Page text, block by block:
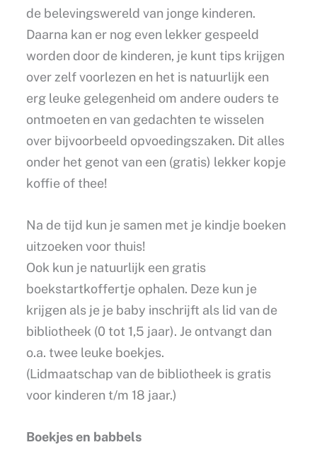
de belevingswereld van jonge kinderen.
Daarna kan er nog even lekker gespeeld
worden door de kinderen, je kunt tips krijgen
over zelf voorlezen en het is natuurlijk een
erg leuke gelegenheid om andere ouders te
ontmoeten en van gedachten te wisselen
over bijvoorbeeld opvoedingszaken. Dit alles
onder het genot van een (gratis) lekker kopje
koffie of thee!
Na de tijd kun je samen met je kindje boeken
uitzoeken voor thuis!
Ook kun je natuurlijk een gratis
boekstartkoffertje ophalen. Deze kun je
krijgen als je je baby inschrijft als lid van de
bibliotheek (0 tot 1,5 jaar). Je ontvangt dan
o.a. twee leuke boekjes.
(Lidmaatschap van de bibliotheek is gratis
voor kinderen t/m 18 jaar.)
Boekjes en babbels